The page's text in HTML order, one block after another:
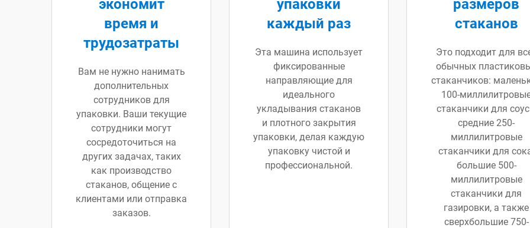
экономит
время и
трудозатраты
Вам не нужно нанимать
дополнительных
сотрудников для
упаковки. Ваши текущие
сотрудники могут
сосредоточиться на
других задачах, таких
как производство
стаканов, общение с
клиентами или отправка
заказов.
упаковки
каждый раз
Эта машина использует
фиксированные
направляющие для
идеального
укладывания стаканов
и плотного закрытия
упаковки, делая каждую
упаковку чистой и
профессиональной.
размеров
стаканов
Это подходит для
обычных
стаканчиков:
100-
стаканчики для
средние 250-
миллилитровые
стаканчики для
большие 500-
миллилитровые
стаканчики для
газировки, а также
сверхбольшие 750-